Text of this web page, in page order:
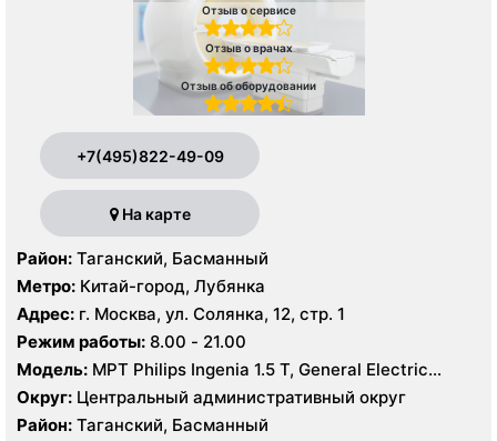
Отзыв о сервисе
Отзыв о врачах
Отзыв об оборудовании
+7(495)822-49-09
На карте
Район: Таганский, Басманный
Метро: Китай-город, Лубянка
Адрес: г. Москва, ул. Солянка, 12, стр. 1
Режим работы: 8.00 - 21.00
Модель: МРТ Philips Ingenia 1.5 Т, General Electric
Healthcare 3.0 Т, КТ Philips Ingeniuty 64 среза, GE
Revolution evo 128 срезов, УЗИ Philips iE33 X-matrix
Округ: Центральный административный округ
Район: Таганский, Басманный